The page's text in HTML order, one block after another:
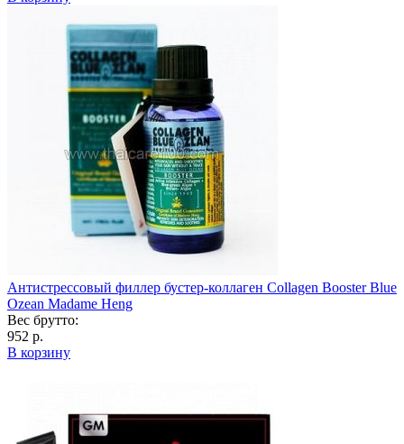
Антистрессовый филлер бустер-коллаген Collagen Booster Blue
Ozean Madame Heng
Вес брутто:
952 р.
В корзину